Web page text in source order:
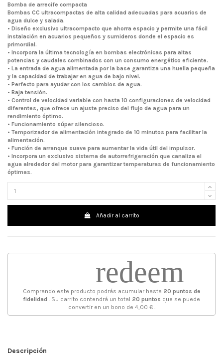
Bomba de arrecife compacta
Bombas CC ultracompactas de alta calidad adecuadas para acuarios de
agua dulce y salada.
• Diseño exclusivo ultracompacto que ahorra espacio y permite una fácil
instalación en acuarios pequeños y sumideros donde el espacio es
primordial.
• Incorpora la última tecnología en bombas electrónicas para altas
potencias y caudales combinados con un consumo energético eficiente.
• La entrada de agua alimentada por la base garantiza una huella pequeña
y la capacidad de trabajar en agua de bajo nivel.
• Perfecto para ayudar con los cambios de agua.
• Baja tensión.
• Control de velocidad variable con hasta 10 configuraciones de velocidad
diferentes, que ofrece un ajuste preciso del flujo de agua para un
rendimiento óptimo.
• Funcionamiento súper silencioso.
• Temporizador de alimentación integrado de 10 minutos para facilitar la
alimentación.
• Función de arranque suave para aumentar la vida útil del impulsor.
• Incorpora un exclusivo sistema de autorrefrigeración que canaliza el
agua alrededor del motor para garantizar temperaturas de funcionamiento
óptimas.
Añadir al carrito
redeem
Comprando este producto podrás acumular hasta 20 puntos de
fidelidad . Su carrito contendrá un total 20 puntos que se puede
convertir en un bono de 4,00 €.
Descripción